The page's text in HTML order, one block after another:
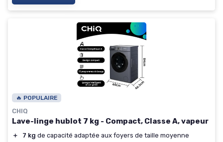
🔥 POPULAIRE
CHIQ
Lave-linge hublot 7 kg - Compact, Classe A, vapeur
＋ 7 kg de capacité adaptée aux foyers de taille moyenne